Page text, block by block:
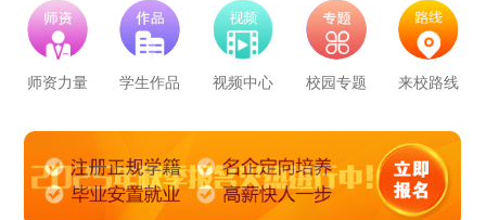
师资力量 学生作品 视频中心 校园专题 来校路线
学校里面的漂亮女孩子多不多呀
报名要带哪些东西
毕业以后的就业率怎么样呀